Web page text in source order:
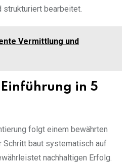
bearbeitet.
Vermittlung und
in 5
folgt einem bewährten
baut systematisch auf
nachhaltigen Erfolg.